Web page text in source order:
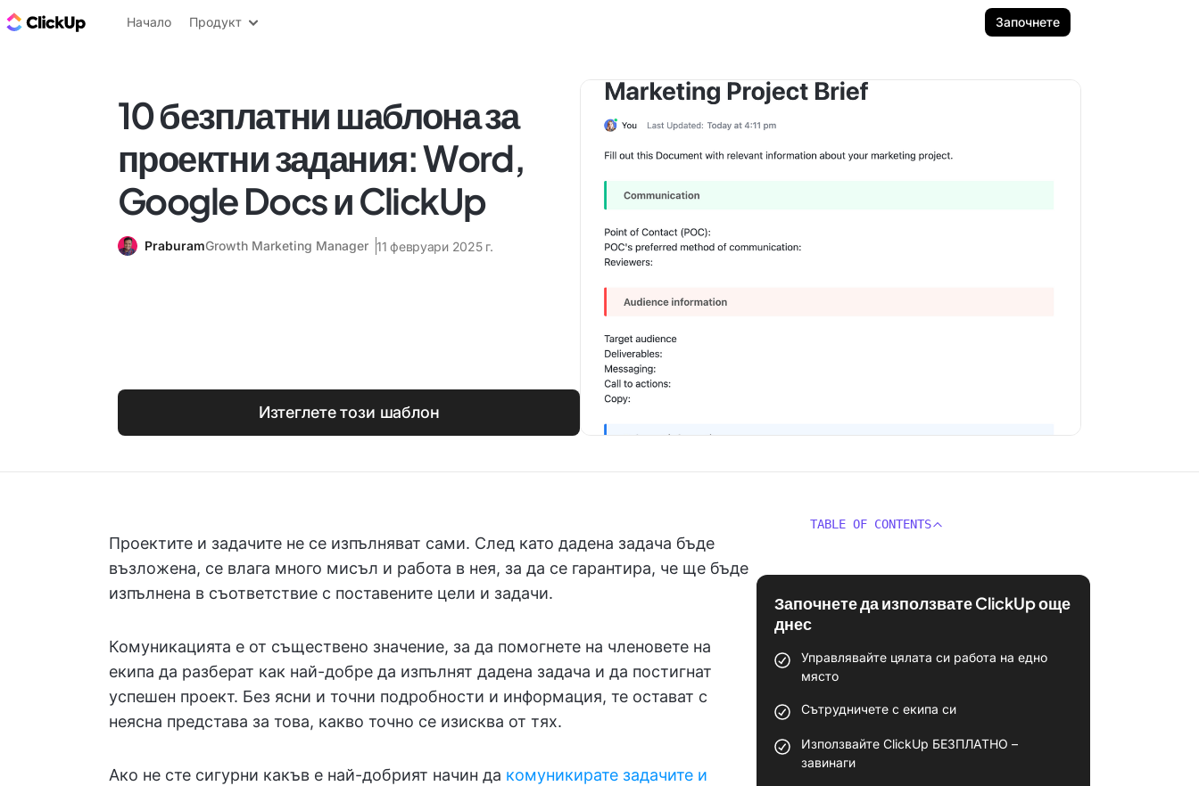
ClickUp блог
Начало Продукт Започнете
10 безплатни шаблона за
проектни задания: Word,
Google Docs и ClickUp
PraburamGrowth Marketing Manager 11 февруари 2025 г.
Изтеглете този шаблон
Проектите и задачите не се изпълняват сами. След като дадена задача бъде
възложена, се влага много мисъл и работа в нея, за да се гарантира, че ще бъде
изпълнена в съответствие с поставените цели и задачи.
Комуникацията е от съществено значение, за да помогнете на членовете на
екипа да разберат как най-добре да изпълнят дадена задача и да постигнат
успешен проект. Без ясни и точни подробности и информация, те остават с
неясна представа за това, какво точно се изисква от тях.
Ако не сте сигурни какъв е най-добрият начин да комуникирате задачите и
TABLE OF CONTENTS
Започнете да използвате ClickUp още
днес
Управлявайте цялата си работа на едно
място
Сътрудничете с екипа си
Използвайте ClickUp БЕЗПЛАТНО –
завинаги